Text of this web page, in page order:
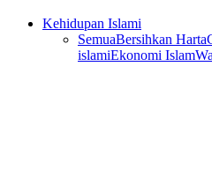
Kehidupan Islami
SemuaBersihkan Harta
islamiEkonomi Islam